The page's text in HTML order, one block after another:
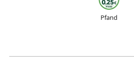
Pfand